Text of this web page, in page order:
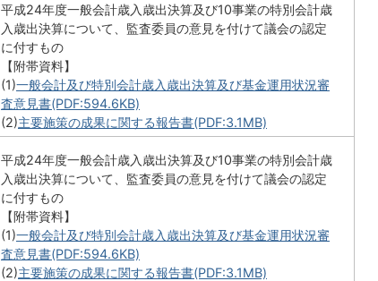
平成24年度一般会計歳入歳出決算及び10事業の特別会計歳
入歳出決算について、監査委員の意見を付けて議会の認定
に付すもの
【附帯資料】
(1)一般会計及び特別会計歳入歳出決算及び基金運用状況審
査意見書(PDF:594.6KB)
(2)主要施策の成果に関する報告書(PDF:3.1MB)
平成24年度一般会計歳入歳出決算及び10事業の特別会計歳
入歳出決算について、監査委員の意見を付けて議会の認定
に付すもの
【附帯資料】
(1)一般会計及び特別会計歳入歳出決算及び基金運用状況審
査意見書(PDF:594.6KB)
(2)主要施策の成果に関する報告書(PDF:3.1MB)